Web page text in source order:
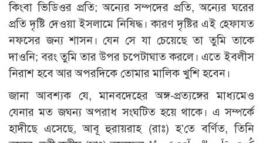
কিংবা ভিডিওর প্রতি; অন্যের সম্পদের প্রতি, অন্যের ঘরের
প্রতি দৃষ্টি দেওয়া ইসলামে নিষিদ্ধ। কারণ দৃষ্টির এই হেফাযত
নফসের জন্য শাসন। যেন সে যা চেয়েছে তা তুমি তাকে
দাওনি; বরং তুমি তার উপর চপেটাঘাত করলে। এতে ইবলীস
নিরাশ হবে আর অপরদিকে তোমার মালিক খুশি হবেন।
জানা আবশ্যক যে, মানবদেহের অঙ্গ-প্রত্যঙ্গের মাধ্যমেও
যেনার মত জঘন্য অপরাধ সংঘটিত হয়ে থাকে। এ সম্পর্কে
হাদীছে এসেছে, আবূ হুরায়রাহ (রাঃ) হ’তে বর্ণিত, তিনি